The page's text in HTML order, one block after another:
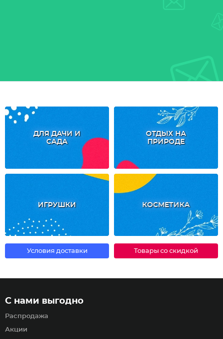
ДЛЯ ДАЧИ И
САДА
ОТДЫХ НА
ПРИРОДЕ
ИГРУШКИ КОСМЕТИКА
Условия доставки Товары со скидкой
С нами выгодно
Распродажа
Акции